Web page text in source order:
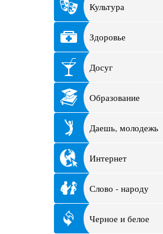
Культура
Здоровье
Досуг
Образование
Даешь, молодежь
Интернет
Слово - народу
Черное и белое